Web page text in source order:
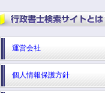
運営会社
個人情報保護方針